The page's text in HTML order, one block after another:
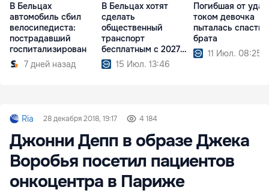
В Бельцах
автомобиль сбил
велосипедиста:
пострадавший
госпитализирован
7 дней назад
В Бельцах хотят
сделать
общественный
транспорт
бесплатным с 2027
года15 Июл. 13:46
Погибшая от
током девочка
пыталась спасти
брата
11 Июл. 08:25
Ria 28 декабря 2018, 19:17 4 184
Джонни Депп в образе Джека
Воробья посетил пациентов
онкоцентра в Париже